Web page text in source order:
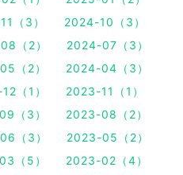
（3）
2024-10（3）
（2）
2024-07（3）
（2）
2024-04（3）
（1）
2023-11（1）
（3）
2023-08（2）
（3）
2023-05（2）
（5）
2023-02（4）